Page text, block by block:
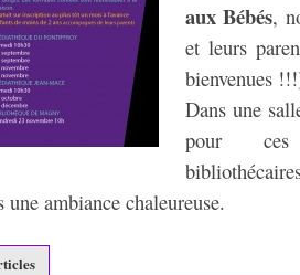
aux Bébés,
et leurs
bienvenues
Dans une
pour ces
ambiance chaleureuse.